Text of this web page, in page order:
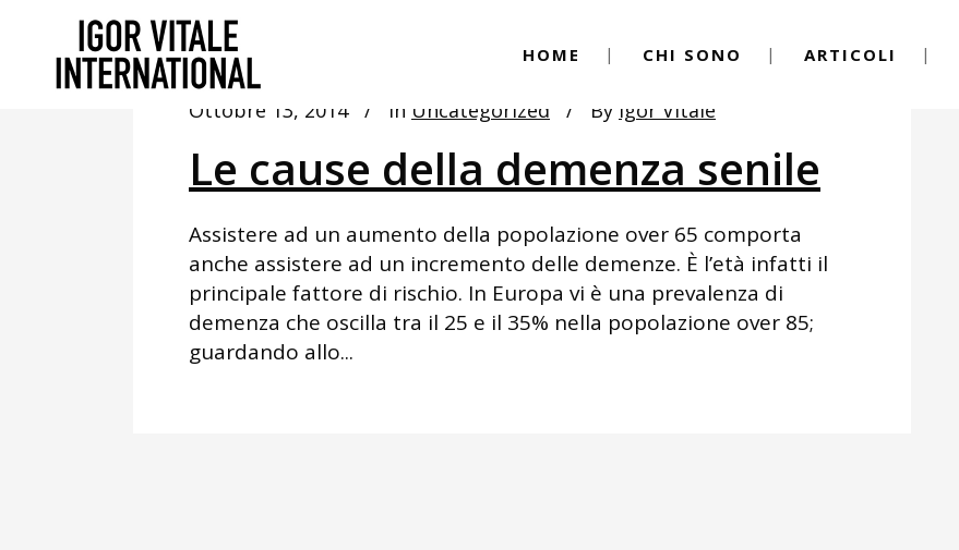
HOME CHI SONO ARTICOLI
Ottobre 13, 2014 In Uncategorized By Igor Vitale
Le cause della demenza senile
Assistere ad un aumento della popolazione over 65 comporta
anche assistere ad un incremento delle demenze. È l’età infatti il
principale fattore di rischio. In Europa vi è una prevalenza di
demenza che oscilla tra il 25 e il 35% nella popolazione over 85;
guardando allo...